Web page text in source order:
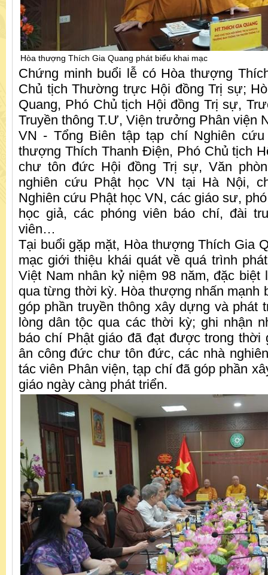
Hòa thượng Thích Gia Quang phát biểu khai mạc
Chứng minh buổi lễ có Hòa thượng
Chủ tịch Thường trực Hội đồng Trị sự;
Quang, Phó Chủ tịch Hội đồng Trị sự,
Truyền thông T.Ư, Viện trưởng Phân viện
VN - Tổng Biên tập tạp chí Nghiên
thượng Thích Thanh Điện, Phó Chủ tịch
chư tôn đức Hội đồng Trị sự, Văn
nghiên cứu Phật học VN tại Hà Nội,
Nghiên cứu Phật học VN, các giáo sư,
học giả, các phóng viên báo chí, đài
viên…
Tại buổi gặp mặt, Hòa thượng Thích Gia
mạc giới thiệu khái quát về quá trình
Việt Nam nhân kỷ niệm 98 năm, đặc biệt
qua từng thời kỳ. Hòa thượng nhấn mạnh
góp phần truyền thông xây dựng và phát
lòng dân tộc qua các thời kỳ; ghi nhận
báo chí Phật giáo đã đạt được trong thời
ân công đức chư tôn đức, các nhà
tác viên Phân viện, tạp chí đã góp phần
giáo ngày càng phát triển.